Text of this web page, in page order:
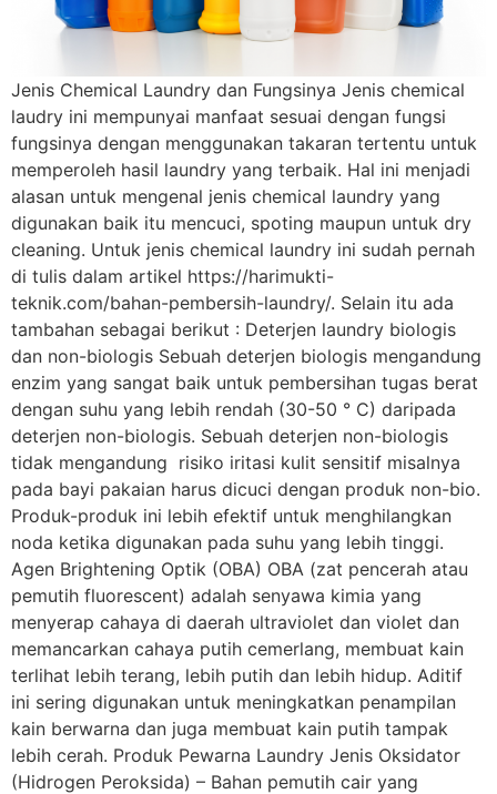
Jenis Chemical Laundry dan Fungsinya Jenis chemical
laudry ini mempunyai manfaat sesuai dengan fungsi
fungsinya dengan menggunakan takaran tertentu untuk
memperoleh hasil laundry yang terbaik. Hal ini menjadi
alasan untuk mengenal jenis chemical laundry yang
digunakan baik itu mencuci, spoting maupun untuk dry
cleaning. Untuk jenis chemical laundry ini sudah pernah
di tulis dalam artikel https://harimukti-
teknik.com/bahan-pembersih-laundry/. Selain itu ada
tambahan sebagai berikut : Deterjen laundry biologis
dan non-biologis Sebuah deterjen biologis mengandung
enzim yang sangat baik untuk pembersihan tugas berat
dengan suhu yang lebih rendah (30-50 ° C) daripada
deterjen non-biologis. Sebuah deterjen non-biologis
tidak mengandung risiko iritasi kulit sensitif misalnya
pada bayi pakaian harus dicuci dengan produk non-bio.
Produk-produk ini lebih efektif untuk menghilangkan
noda ketika digunakan pada suhu yang lebih tinggi.
Agen Brightening Optik (OBA) OBA (zat pencerah atau
pemutih fluorescent) adalah senyawa kimia yang
menyerap cahaya di daerah ultraviolet dan violet dan
memancarkan cahaya putih cemerlang, membuat kain
terlihat lebih terang, lebih putih dan lebih hidup. Aditif
ini sering digunakan untuk meningkatkan penampilan
kain berwarna dan juga membuat kain putih tampak
lebih cerah. Produk Pewarna Laundry Jenis Oksidator
(Hidrogen Peroksida) – Bahan pemutih cair yang